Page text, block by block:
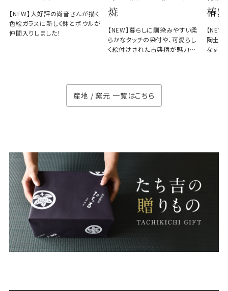
【NEW】大好評の尚音さんが描く
色絵ガラスに新しく鉢とボウルが
仲間入りしました！
焼
【NEW】暮らしに馴染みやすい柔
らかなタッチの染付や、可愛らし
く絵付けされた古典柄が魅力の
椿窯
【
陶土と
なす、
産地 / 窯元 一覧はこちら